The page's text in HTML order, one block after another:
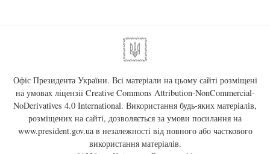
Офіс Президента України. Всі матеріали на цьому сайті розміщені
на умовах ліцензії Creative Commons Attribution-NonCommercial-
NoDerivatives 4.0 International. Використання будь-яких матеріалів,
розміщених на сайті, дозволяється за умови посилання на
www.president.gov.uaв незалежності від повного або часткового
використання матеріалів.